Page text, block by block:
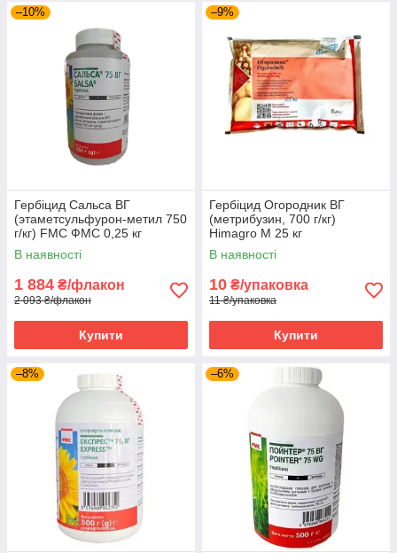
–10%
Гербіцид Сальса ВГ
(этаметсульфурон-метил 750
г/кг) FMC ФМС 0,25 кг
В наявності
1 884 ₴/флакон
2 093 ₴/флакон
Купити
–9%
Гербіцид Огородник ВГ
(метрибузин, 700 г/кг)
Himagro M 25 кг
В наявності
10 ₴/упаковка
11 ₴/упаковка
Купити
–8% –6%